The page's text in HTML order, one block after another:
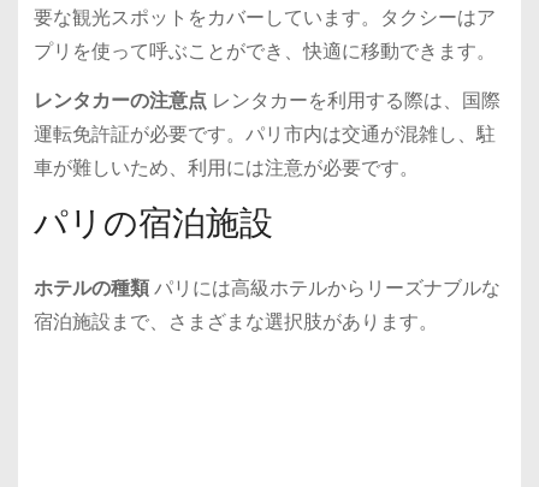
要な観光スポットをカバーしています。タクシーはア
プリを使って呼ぶことができ、快適に移動できます。
レンタカーの注意点レンタカーを利用する際は、国際
運転免許証が必要です。パリ市内は交通が混雑し、駐
車が難しいため、利用には注意が必要です。
パリの宿泊施設
ホテルの種類パリには高級ホテルからリーズナブルな
宿泊施設まで、さまざまな選択肢があります。